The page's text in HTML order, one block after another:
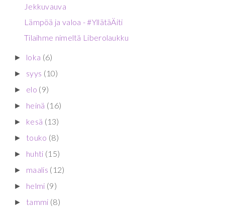
Jekkuvauva
Lämpöä ja valoa - #YllätäÄiti
Tilaihme nimeltä Liberolaukku
► loka (6)
► syys (10)
► elo (9)
► heinä (16)
► kesä (13)
► touko (8)
► huhti (15)
► maalis (12)
► helmi (9)
► tammi (8)